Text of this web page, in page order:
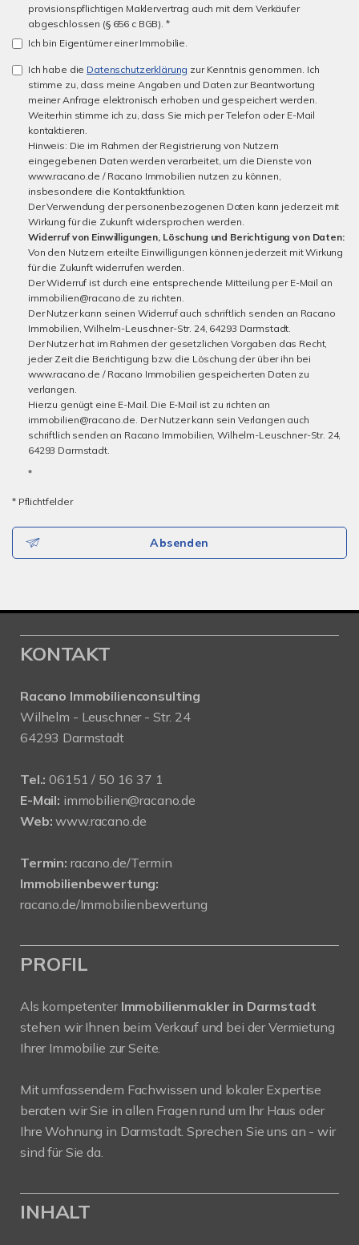
provisionspflichtigen Maklervertrag auch mit dem Verkäufer
abgeschlossen (§ 656 c BGB). *
Ich bin Eigentümer einer Immobilie.
Ich habe die Datenschutzerklärung zur Kenntnis genommen. Ich
stimme zu, dass meine Angaben und Daten zur Beantwortung
meiner Anfrage elektronisch erhoben und gespeichert werden.
Weiterhin stimme ich zu, dass Sie mich per Telefon oder E-Mail
kontaktieren.
Hinweis: Die im Rahmen der Registrierung von Nutzern
eingegebenen Daten werden verarbeitet, um die Dienste von
www.racano.de / Racano Immobilien nutzen zu können,
insbesondere die Kontaktfunktion.
Der Verwendung der personenbezogenen Daten kann jederzeit mit
Wirkung für die Zukunft widersprochen werden.
Widerruf von Einwilligungen, Löschung und Berichtigung von Daten:
Von den Nutzern erteilte Einwilligungen können jederzeit mit Wirkung
für die Zukunft widerrufen werden.
Der Widerruf ist durch eine entsprechende Mitteilung per E-Mail an
immobilien@racano.de zu richten.
Der Nutzer kann seinen Widerruf auch schriftlich senden an Racano
Immobilien, Wilhelm-Leuschner-Str. 24, 64293 Darmstadt.
Der Nutzer hat im Rahmen der gesetzlichen Vorgaben das Recht,
jeder Zeit die Berichtigung bzw. die Löschung der über ihn bei
www.racano.de / Racano Immobilien gespeicherten Daten zu
verlangen.
Hierzu genügt eine E-Mail. Die E-Mail ist zu richten an
immobilien@racano.de. Der Nutzer kann sein Verlangen auch
schriftlich senden an Racano Immobilien, Wilhelm-Leuschner-Str. 24,
64293 Darmstadt.
*
* Pflichtfelder
Absenden
KONTAKT
Racano Immobilienconsulting
Wilhelm - Leuschner - Str. 24
64293 Darmstadt
Tel.: 06151 / 50 16 37 1
E-Mail: immobilien@racano.de
Web: www.racano.de
Termin: racano.de/Termin
Immobilienbewertung:
racano.de/Immobilienbewertung
PROFIL
Als kompetenter Immobilienmakler in Darmstadt
stehen wir Ihnen beim Verkauf und bei der Vermietung
Ihrer Immobilie zur Seite.
Mit umfassendem Fachwissen und lokaler Expertise
beraten wir Sie in allen Fragen rund um Ihr Haus oder
Ihre Wohnung in Darmstadt. Sprechen Sie uns an - wir
sind für Sie da.
INHALT